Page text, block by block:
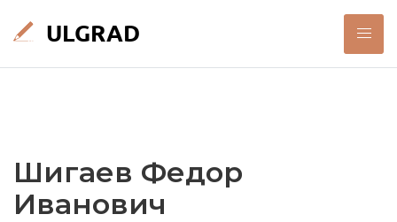
Шигаев Федор
Иванович